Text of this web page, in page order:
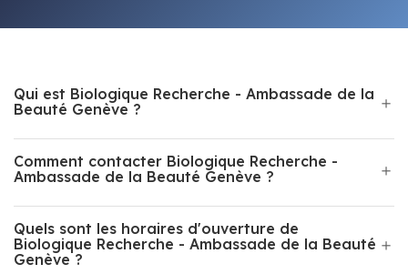
Qui est Biologique Recherche - Ambassade de la
Beauté Genève ?
Comment contacter Biologique Recherche -
Ambassade de la Beauté Genève ?
Quels sont les horaires d'ouverture de
Biologique Recherche - Ambassade de la Beauté
Genève ?